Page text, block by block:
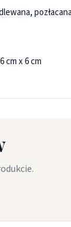
pozłacana
cm x 6 cm